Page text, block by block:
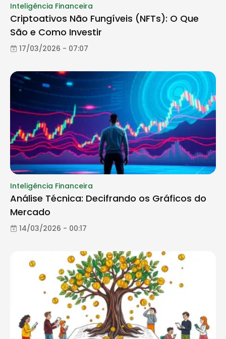
Inteligência Financeira
Criptoativos Não Fungíveis (NFTs): O Que
São e Como Investir
17/03/2026 - 07:07
Inteligência Financeira
Análise Técnica: Decifrando os Gráficos do
Mercado
14/03/2026 - 00:17